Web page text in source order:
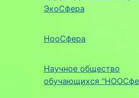
ЭкоСфера
НооСфера
Научное общество
обучающихся